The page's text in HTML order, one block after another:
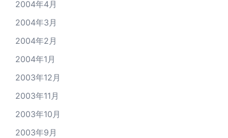
2004年4月
2004年3月
2004年2月
2004年1月
2003年12月
2003年11月
2003年10月
2003年9月